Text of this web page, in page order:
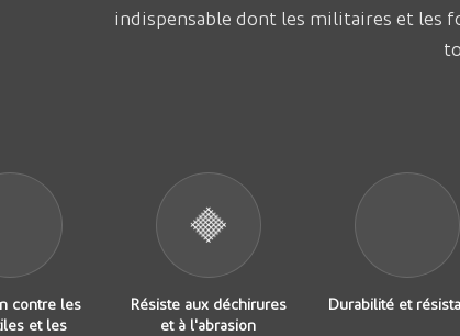
indispensable dont les militaires et les
contre les
et les
Résiste aux déchirures
et à l'abrasion
Durabilité et